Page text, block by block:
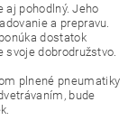
aj pohodlný. Jeho
a prepravu.
dostatok
dobrodružstvo.
plnené pneumatiky
bude